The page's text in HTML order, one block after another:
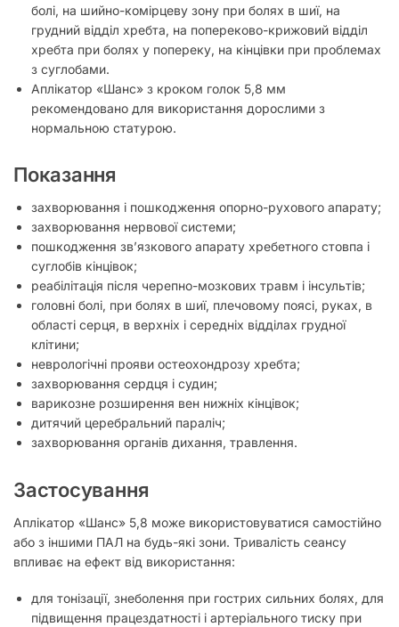
болі, на шийно-комірцеву зону при болях в шиї, на
грудний відділ хребта, на попереково-крижовий відділ
хребта при болях у попереку, на кінцівки при проблемах
з суглобами.
Аплікатор «Шанс» з кроком голок 5,8 мм
рекомендовано для використання дорослими з
нормальною статурою.
Показання
захворювання і пошкодження опорно-рухового апарату;
захворювання нервової системи;
пошкодження зв’язкового апарату хребетного стовпа і
суглобів кінцівок;
реабілітація після черепно-мозкових травм і інсультів;
головні болі, при болях в шиї, плечовому поясі, руках, в
області серця, в верхніх і середніх відділах грудної
клітини;
неврологічні прояви остеохондрозу хребта;
захворювання сердця і судин;
варикозне розширення вен нижніх кінцівок;
дитячий церебральний параліч;
захворювання органів дихання, травлення.
Застосування
Аплікатор «Шанс» 5,8 може використовуватися самостійно
або з іншими ПАЛ на будь-які зони. Тривалість сеансу
впливає на ефект від використання:
для тонізації, знеболення при гострих сильних болях, для
підвищення працездатності і артеріального тиску при